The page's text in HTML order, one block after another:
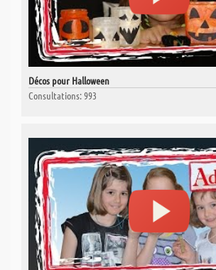
Décos pour Halloween
Consultations: 993